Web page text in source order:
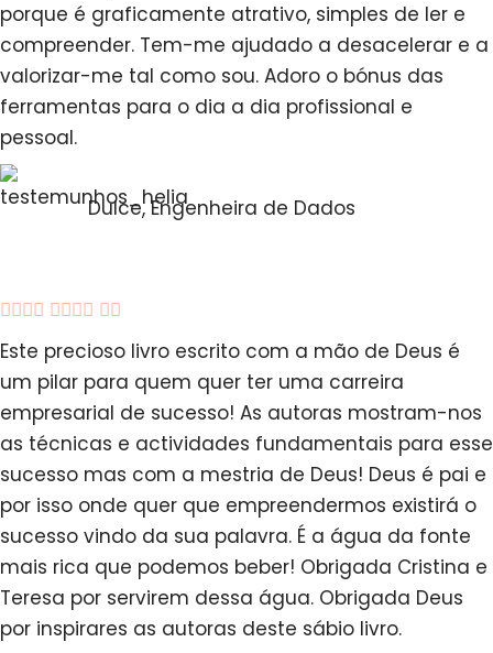
porque é graficamente atrativo, simples de ler e
compreender. Tem-me ajudado a desacelerar e a
valorizar-me tal como sou. Adoro o bónus das
ferramentas para o dia a dia profissional e
pessoal.
Dulce, Engenheira de Dados
    
Este precioso livro escrito com a mão de Deus é
um pilar para quem quer ter uma carreira
empresarial de sucesso! As autoras mostram-nos
as técnicas e actividades fundamentais para esse
sucesso mas com a mestria de Deus! Deus é pai e
por isso onde quer que empreendermos existirá o
sucesso vindo da sua palavra. É a água da fonte
mais rica que podemos beber! Obrigada Cristina e
Teresa por servirem dessa água. Obrigada Deus
por inspirares as autoras deste sábio livro.